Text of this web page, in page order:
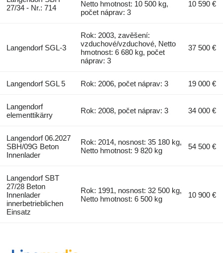
27/34 - Nr.: 714
Netto hmotnost: 10 500 kg,
počet náprav: 3
10 590 €
Langendorf SGL-3
Rok: 2003, zavěšení:
vzduchové/vzduchové, Netto
hmotnost: 6 680 kg, počet
náprav: 3
37 500 €
Langendorf SGL 5 Rok: 2006, počet náprav: 3 19 000 €
Langendorf
elementtikärry
Rok: 2008, počet náprav: 3 34 000 €
Langendorf 06.2027
SBH/09G Beton
Innenlader
Rok: 2014, nosnost: 35 180 kg,
Netto hmotnost: 9 820 kg
54 500 €
Langendorf SBT
27/28 Beton
Innenlader
innerbetrieblichen
Einsatz
Rok: 1991, nosnost: 32 500 kg,
Netto hmotnost: 6 500 kg
10 900 €